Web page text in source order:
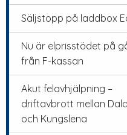
Säljstopp på laddbox
Nu är elprisstödet på
från F-kassan
Akut felavhjälpning –
driftavbrott mellan
och Kungslena